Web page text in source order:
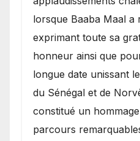
lorsque Baaba Maal a
exprimant toute sa
honneur ainsi que
longue date unissant
du Sénégal et de
constitué un
parcours